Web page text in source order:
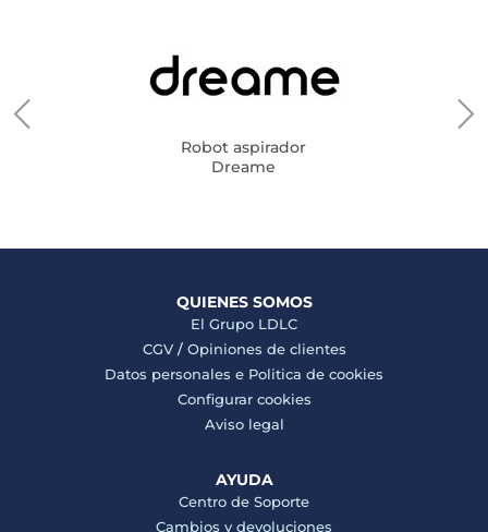
Robot aspirador
Dreame
QUIENES SOMOS
El Grupo LDLC
CGV/ Opiniones de clientes
Datos personales e Politica de cookies
Configurar cookies
Aviso legal
AYUDA
Centro de Soporte
Cambios y devoluciones